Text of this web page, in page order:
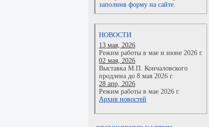
заполнив форму на сайте.
НОВОСТИ
13 мая, 2026
Режим работы в мае и июне 2026 г.
02 мая, 2026
Выставка М.П. Кончаловского
продлена до 8 мая 2026 г.
28 апр, 2026
Режим работы в мае 2026 г.
Архив новостей